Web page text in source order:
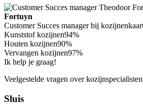
Fortuyn
Customer Succes manager bij
Kunststof kozijnen94%
Houten kozijnen90%
Vervangen kozijnen97%
Ik help je graag!
Veelgestelde vragen over
Sluis